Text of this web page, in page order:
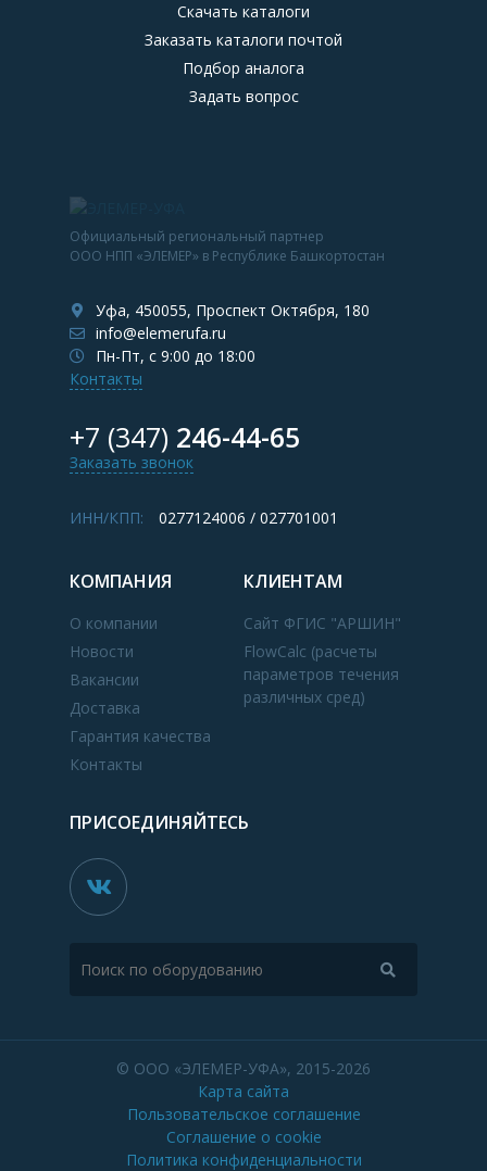
Скачать каталоги
Заказать каталоги почтой
Подбор аналога
Задать вопрос
Официальный региональный партнер
ООО НПП «ЭЛЕМЕР» в Республике Башкортостан
Уфа, 450055, Проспект Октября, 180
info@elemerufa.ru
Пн-Пт, с 9:00 до 18:00
Контакты
+7 (347) 246-44-65
Заказать звонок
ИНН/КПП: 0277124006 / 027701001
КОМПАНИЯ
О компании
Новости
Вакансии
Доставка
Гарантия качества
Контакты
КЛИЕНТАМ
Сайт ФГИС "АРШИН"
FlowCalc (расчеты
параметров течения
различных сред)
ПРИСОЕДИНЯЙТЕСЬ
© ООО «ЭЛЕМЕР-УФА», 2015-2026
Карта сайта
Пользовательское соглашение
Соглашение о cookie
Политика конфиденциальности